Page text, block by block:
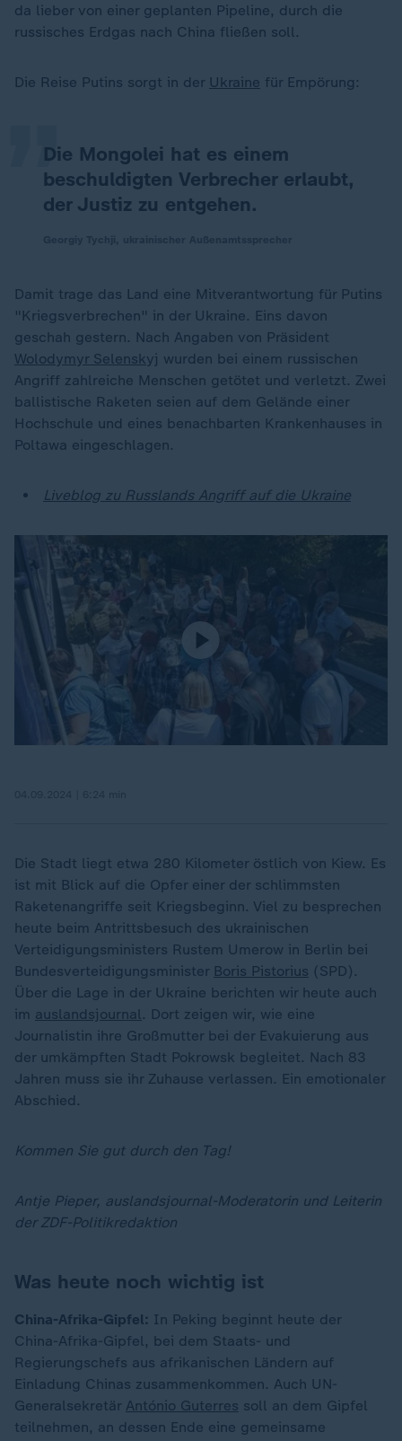
da lieber von einer geplanten Pipeline, durch die
russisches Erdgas nach China fließen soll.
Die Reise Putins sorgt in der Ukraine für Empörung:
Die Mongolei hat es einem
beschuldigten Verbrecher erlaubt,
der Justiz zu entgehen.
„
Damit trage das Land eine Mitverantwortung für Putins
"Kriegsverbrechen" in der Ukraine. Eins davon
geschah gestern. Nach Angaben von Präsident
Wolodymyr Selenskyj wurden bei einem russischen
Angriff zahlreiche Menschen getötet und verletzt. Zwei
ballistische Raketen seien auf dem Gelände einer
Hochschule und eines benachbarten Krankenhauses in
Poltawa eingeschlagen.
Liveblog zu Russlands Angriff auf die Ukraine
Die Stadt liegt etwa 280 Kilometer östlich von Kiew. Es
ist mit Blick auf die Opfer einer der schlimmsten
Raketenangriffe seit Kriegsbeginn. Viel zu besprechen
heute beim Antrittsbesuch des ukrainischen
Verteidigungsministers Rustem Umerow in Berlin bei
Bundesverteidigungsminister Boris Pistorius (SPD).
Über die Lage in der Ukraine berichten wir heute auch
im auslandsjournal . Dort zeigen wir, wie eine
Journalistin ihre Großmutter bei der Evakuierung aus
der umkämpften Stadt Pokrowsk begleitet. Nach 83
Jahren muss sie ihr Zuhause verlassen. Ein emotionaler
Abschied.
Kommen Sie gut durch den Tag!
Antje Pieper, auslandsjournal-Moderatorin und Leiterin
der ZDF-Politikredaktion
Was heute noch wichtig ist
China-Afrika-Gipfel: In Peking beginnt heute der
China-Afrika-Gipfel, bei dem Staats- und
Regierungschefs aus afrikanischen Ländern auf
Einladung Chinas zusammenkommen. Auch UN-
Generalsekretär António Guterres soll an dem Gipfel
teilnehmen, an dessen Ende eine gemeinsame